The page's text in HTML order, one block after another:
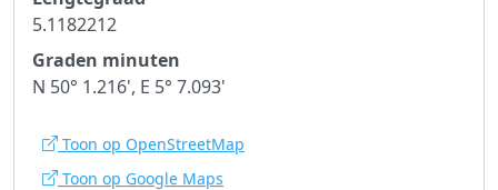
5.1182212
Graden minuten
N 50° 1.216', E 5° 7.093'
Toon op OpenStreetMap
Toon op Google Maps